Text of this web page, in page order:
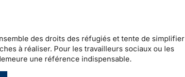
des droits des réfugiés et tente de simplifier
à réaliser. Pour les travailleurs sociaux ou les
une référence indispensable.